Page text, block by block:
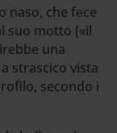
naso, che fece
suo motto («il
una
strascico vista
secondo i